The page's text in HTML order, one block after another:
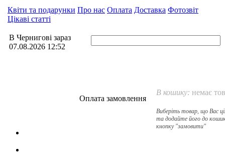
Квіти та подарунки Про нас Оплата Доставка Фотозвіт
Цікаві статті
В Чернигові зараз
07.08.2026 12:52
В кошику: немає
Виберіть товар, що Вас
та додайте його до
кнопку "замовити"
Оплата замовлення